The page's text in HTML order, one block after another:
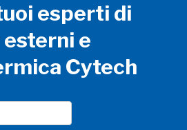
esperti di
e
Cytech